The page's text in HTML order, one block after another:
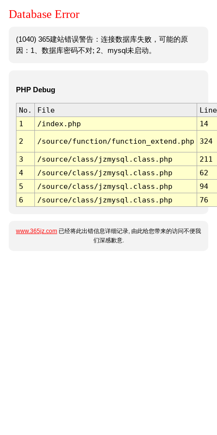
Database Error
(1040) 365建站错误警告：连接数据库失败，可能的原
因：1、数据库密码不对; 2、mysql未启动。
PHP Debug
No. File
Line
1
/index.php 14
2 /source/function/function_extend.php 324
3 /source/class/jzmysql.class.php
211
4
/source/class/jzmysql.class.php
62
5
/source/class/jzmysql.class.php
94
6
/source/class/jzmysql.class.php 76
www.365jz.com 已经将此出错信息详细记录, 由此给您带来的访问不便我
们深感歉意.